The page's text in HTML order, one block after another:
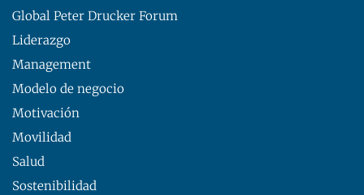
Global Peter Drucker Forum
Liderazgo
Management
Modelo de negocio
Motivación
Movilidad
Salud
Sostenibilidad